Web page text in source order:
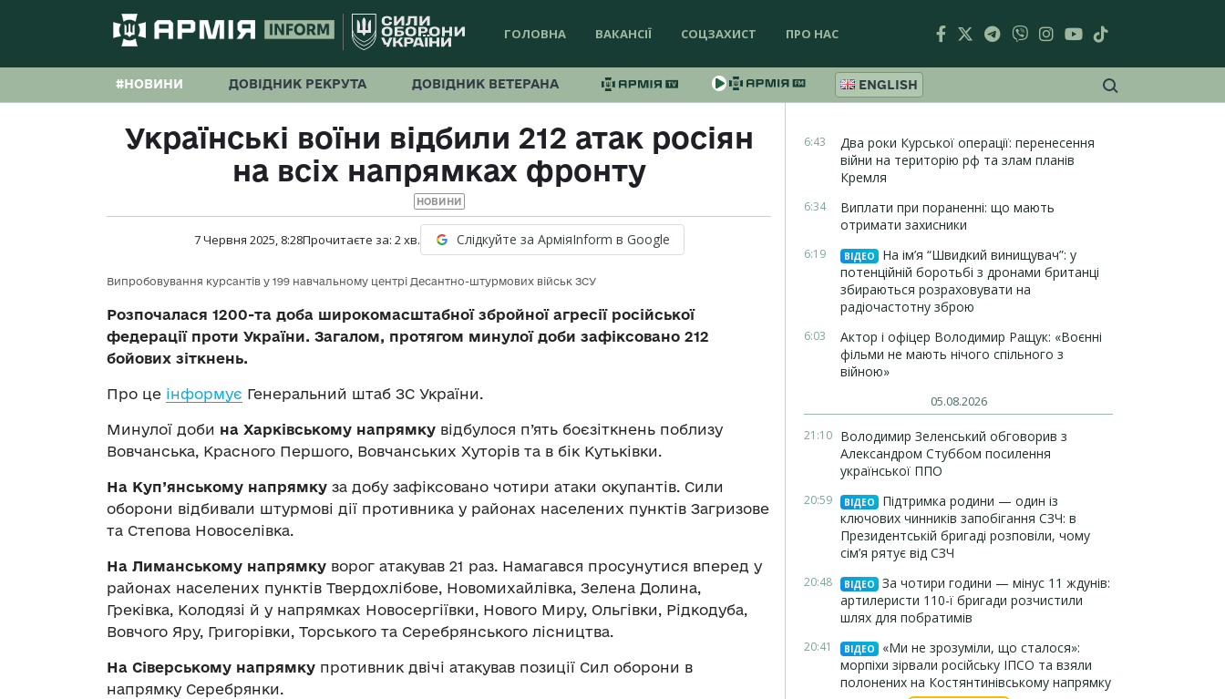
ГОЛОВНА ВАКАНСІЇ СОЦЗАХИСТ ПРО НАС
#НОВИНИ ДОВІДНИК РЕКРУТА ДОВІДНИК ВЕТЕРАНА ENGLISH
Українські воїни відбили 212 атак росіян
на всіх напрямках фронту
НОВИНИ
7 Червня 2025, 8:28Прочитаєте за: 2хв. Слідкуйте за АрміяInform в Google
Випробовування курсантів у 199 навчальному центрі Десантно-штурмових військ ЗСУ
Розпочалася 1200-та доба широкомасштабної збройної агресії російської
федерації проти України. Загалом, протягом минулої доби зафіксовано 212
бойових зіткнень.
Про це інформує Генеральний штаб ЗС України.
Минулої доби на Харківському напрямку відбулося п’ять боєзіткнень поблизу
Вовчанська, Красного Першого, Вовчанських Хуторів та в бік Кутьківки.
На Куп’янському напрямку за добу зафіксовано чотири атаки окупантів. Сили
оборони відбивали штурмові дії противника у районах населених пунктів Загризове
та Степова Новоселівка.
На Лиманському напрямку ворог атакував 21 раз. Намагався просунутися вперед у
районах населених пунктів Твердохлібове, Новомихайлівка, Зелена Долина,
Греківка, Колодязі й у напрямках Новосергіївки, Нового Миру, Ольгівки, Рідкодуба,
Вовчого Яру, Григорівки, Торського та Серебрянського лісництва.
На Сіверському напрямку противник двічі атакував позиції Сил оборони в
напрямку Серебрянки.
6:43
Два роки Курської операції: перенесення
війни на територію рф та злам планів
Кремля
6:34
Виплати при пораненні: що мають
отримати захисники
6:19 ВІДЕО
На ім’я “Швидкий винищувач”: у
потенційній боротьбі з дронами британці
збираються розраховувати на
радіочастотну зброю
6:03
Актор і офіцер Володимир Ращук: «Воєнні
фільми не мають нічого спільного з
війною»
05.08.2026
21:10 Володимир Зеленський обговорив з
Александром Стуббом посилення
української ППО
20:59 ВІДЕО
Підтримка родини — один із
ключових чинників запобігання СЗЧ: в
Президентській бригаді розповіли, чому
сім’я рятує від СЗЧ
20:48 ВІДЕО
За чотири години — мінус 11 ждунів:
артилеристи 110-ї бригади розчистили
шлях для побратимів
20:41 ВІДЕО
«Ми не зрозуміли, що сталося»:
морпіхи зірвали російську ІПСО та взяли
полонених на Костянтинівському напрямку